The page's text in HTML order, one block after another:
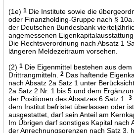
(1e)1 Die Institute sowie die
oder Finanzholding-Gruppe nach §
der Deutschen Bundesbank
angemessenen
Die Rechtsverordnung nach Absatz 1
längeren Meldezeitraum vorsehen.
(2)1 Die Eigenmittel bestehen aus
Drittrangmitteln.2 Das haftende
nach Absatz 2a Satz 1 unter
2a Satz 2 Nr. 1 bis 5 und dem
der Positionen des Absatzes 6 Satz 1.3
dem Institut befristet überlassen oder
ausgestattet, darf sein Anteil am
Im Übrigen darf sonstiges Kapital nach
der Anrechnungsgrenzen nach Satz 3,